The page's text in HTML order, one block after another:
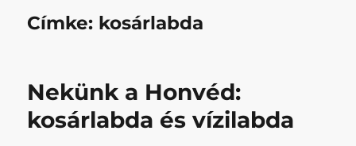
Címke: kosárlabda
Nekünk a Honvéd:
kosárlabda és vízilabda